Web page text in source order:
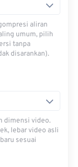
aliran
umum, pilih
tanpa
disarankan).
dimensi video.
lebar video asli
sesuai